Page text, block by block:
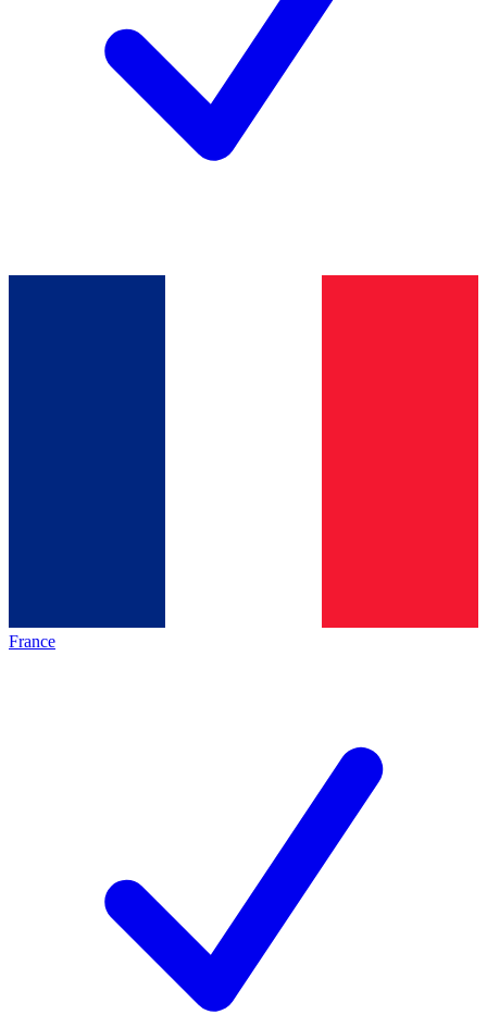
France